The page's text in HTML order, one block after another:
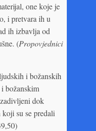
one koje je
i pretvara ih u
ih izbavlja od
(Propovjednici
i božanskih
božanskim
dok
su se predali